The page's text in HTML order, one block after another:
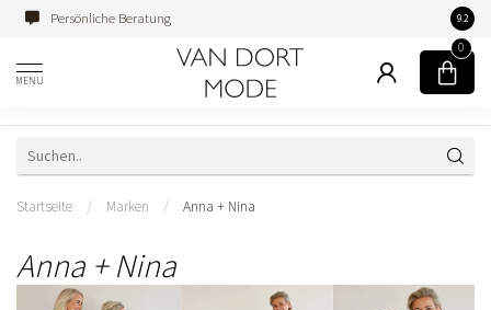
Persönliche Beratung 9.2
MENU
0
Startseite / Marken / Anna + Nina
Anna + Nina